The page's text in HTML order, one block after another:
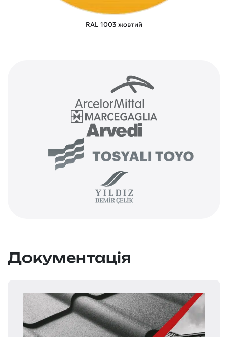
RAL 1003 жовтий
Документація